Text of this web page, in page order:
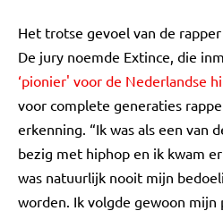
Het trotse gevoel van de
De jury noemde Extince, die
‘pionier' voor de Nederlandse
voor complete generaties
erkenning. “Ik was als een van
bezig met hiphop en ik kwam
was natuurlijk nooit mijn
worden. Ik volgde gewoon mijn